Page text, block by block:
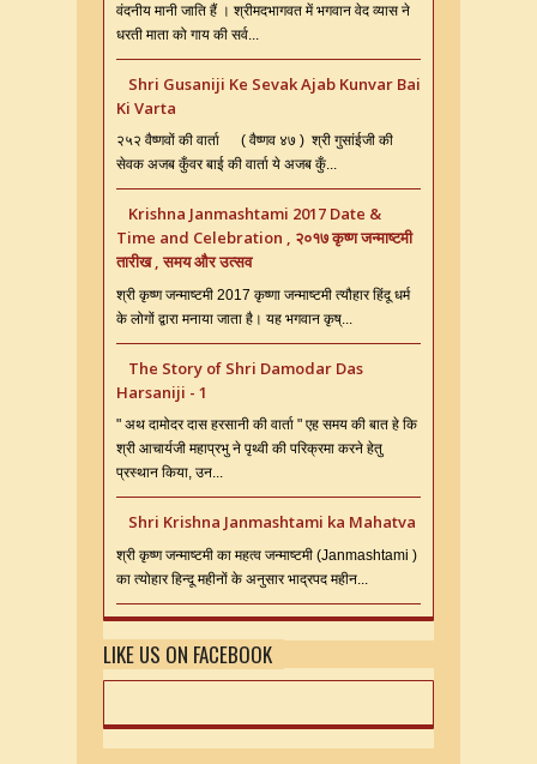
वंदनीय मानी जाति हैं । श्रीमदभागवत में भगवान वेद व्यास ने
धरती माता को गाय की सर्व...
Shri Gusaniji Ke Sevak Ajab Kunvar Bai
Ki Varta
२५२ वैष्णवों की वार्ता ( वैष्णव ४७ ) श्री गुसांईजी की
सेवक अजब कुँवर बाई की वार्ता ये अजब कुँ...
Krishna Janmashtami 2017 Date &
Time and Celebration , २०१७ कृष्ण जन्माष्टमी
तारीख , समय और उत्सव
श्री कृष्ण जन्माष्टमी 2017 कृष्णा जन्माष्टमी त्यौहार हिंदू धर्म
के लोगों द्वारा मनाया जाता है। यह भगवान कृष्...
The Story of Shri Damodar Das
Harsaniji - 1
" अथ दामोदर दास हरसानी की वार्ता " एह समय की बात हे कि
श्री आचार्यजी महाप्रभु ने पृथ्वी की परिक्रमा करने हेतु
प्रस्थान किया, उन...
Shri Krishna Janmashtami ka Mahatva
श्री कृष्ण जन्माष्टमी का महत्व जन्माष्टमी (Janmashtami )
का त्योहार हिन्दू महीनों के अनुसार भाद्रपद महीन...
LIKE US ON FACEBOOK